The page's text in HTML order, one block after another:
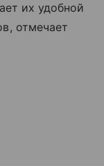
их удобной
отмечает